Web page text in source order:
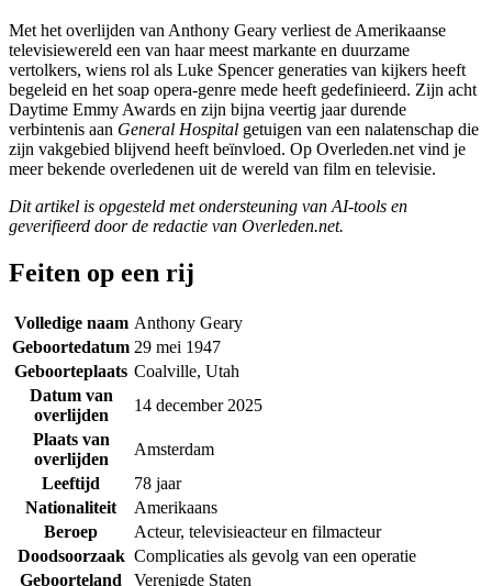
Met het overlijden van Anthony Geary verliest de Amerikaanse
televisiewereld een van haar meest markante en duurzame
vertolkers, wiens rol als Luke Spencer generaties van kijkers heeft
begeleid en het soap opera-genre mede heeft gedefinieerd. Zijn acht
Daytime Emmy Awards en zijn bijna veertig jaar durende
verbintenis aan General Hospital getuigen van een nalatenschap die
zijn vakgebied blijvend heeft beïnvloed. Op Overleden.net vind je
meer bekende overledenen uit de wereld van film en televisie.
Dit artikel is opgesteld met ondersteuning van AI-tools en
geverifieerd door de redactie van Overleden.net.
Feiten op een rij
Volledige naam Anthony Geary
Geboortedatum 29 mei 1947
Geboorteplaats Coalville, Utah
Datum van
overlijden
14 december 2025
Plaats van
overlijden
Amsterdam
Leeftijd
78 jaar
Nationaliteit
Amerikaans
Beroep
Acteur, televisieacteur en filmacteur
Doodsoorzaak Complicaties als gevolg van een operatie
Geboorteland
Verenigde Staten